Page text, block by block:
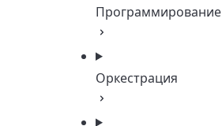
Программирование
Оркестрация